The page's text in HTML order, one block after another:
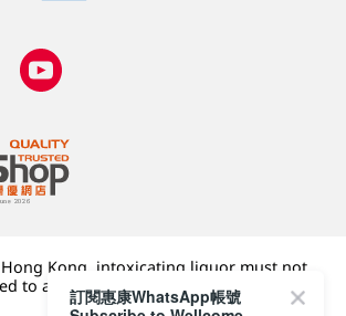
Kong, intoxicating liquor must not
to a minor (under 18) in the course of
訂閱惠康WhatsApp帳號